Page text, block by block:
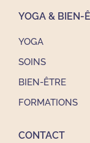
YOGA & BIEN-
YOGA
SOINS
BIEN-ÊTRE
FORMATIONS
CONTACT